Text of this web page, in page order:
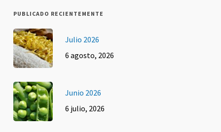
PUBLICADO RECIENTEMENTE
Julio 2026
6 agosto, 2026
Junio 2026
6 julio, 2026